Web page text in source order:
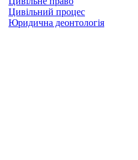
Цивільний процес
Юридична деонтологія